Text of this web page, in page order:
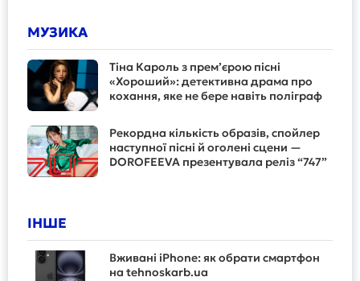
МУЗИКА
Тіна Кароль з прем’єрою пісні
«Хороший»: детективна драма про
кохання, яке не бере навіть поліграф
Рекордна кількість образів, спойлер
наступної пісні й оголені сцени —
DOROFEEVA презентувала реліз “747”
ІНШЕ
Вживані iPhone: як обрати смартфон
на tehnoskarb.ua